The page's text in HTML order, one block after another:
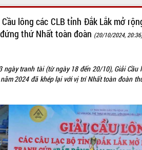
lông các CLB tỉnh Đắk Lắk mở
thứ Nhất toàn đoàn (20/10/2024,
ngày tranh tài (từ ngày 18 đến 20/10), Giải
2024 đã khép lại với vị trí Nhất toàn đoàn